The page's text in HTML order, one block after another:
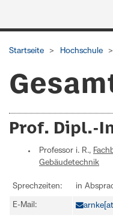
Startseite Hochschule
Prof. Dipl.-
Professor i. R.,
Gebäudetechnik
Sprechzeiten: in
E-Mail: